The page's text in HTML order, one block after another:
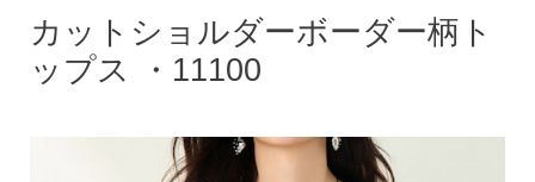
カットショルダーボーダー柄ト
ップス ・11100